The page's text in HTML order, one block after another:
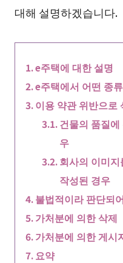
대해 설명하겠습니다.
e주택에 대한 설명
e주택에서 어떤 종
이용 약관 위반으로
건물의 품질
우
회사의 이미
작성된 경우
불법적이라 판단되
가처분에 의한 삭제
가처분에 의한 게시
요약